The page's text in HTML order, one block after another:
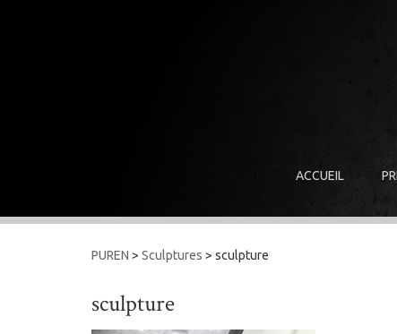
ACCUEIL
PUREN > Sculptures > sculpture
sculpture